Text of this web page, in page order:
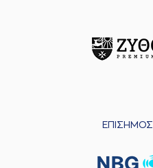
ΕΠΙΣΗΜΟΣ